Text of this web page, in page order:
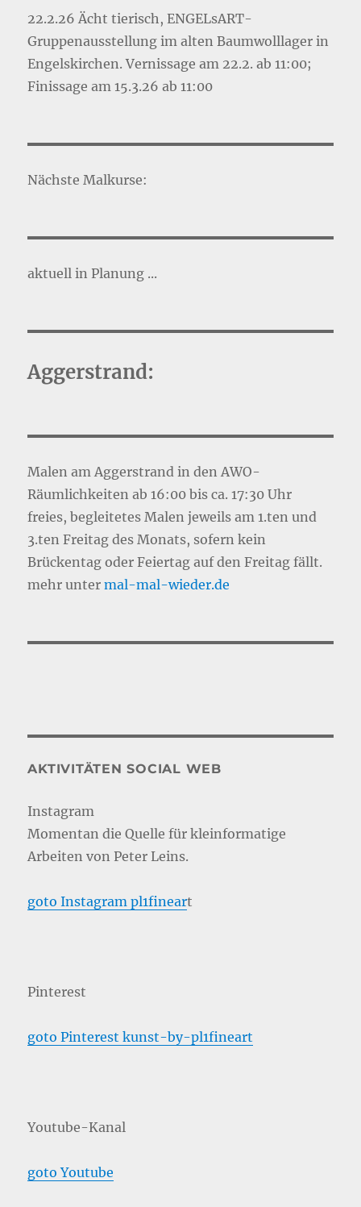
22.2.26 Ächt tierisch, ENGELsART-
Gruppenausstellung im alten Baumwolllager in
Engelskirchen. Vernissage am 22.2. ab 11:00;
Finissage am 15.3.26 ab 11:00
Nächste Malkurse:
aktuell in Planung ...
Aggerstrand:
Malen am Aggerstrand in den AWO-
Räumlichkeiten ab 16:00 bis ca. 17:30 Uhr
freies, begleitetes Malen jeweils am 1.ten und
3.ten Freitag des Monats, sofern kein
Brückentag oder Feiertag auf den Freitag fällt.
mehr untermal-mal-wieder.de
AKTIVITÄTEN SOCIAL WEB
Instagram
Momentan die Quelle für kleinformatige
Arbeiten von Peter Leins.
goto Instagram pl1fineart
Pinterest
goto Pinterest kunst-by-pl1fineart
Youtube-Kanal
goto Youtube